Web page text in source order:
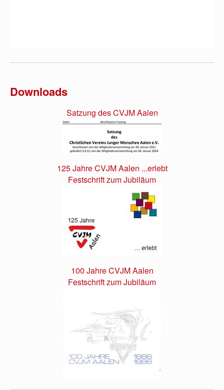
Downloads
Satzung des CVJM Aalen
125 Jahre CVJM Aalen ...erlebt
Festschrift zum Jubiläum
100 Jahre CVJM Aalen
Festschrift zum Jubiläum